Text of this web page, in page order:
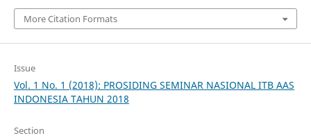
More Citation Formats
Issue
Vol. 1 No. 1 (2018): PROSIDING SEMINAR NASIONAL ITB AAS
INDONESIA TAHUN 2018
Section